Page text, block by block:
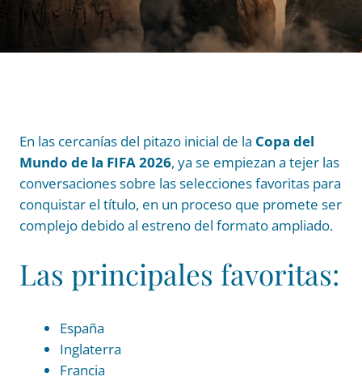
En las cercanías del pitazo inicial de la Copa del
Mundo de la FIFA 2026, ya se empiezan a tejer las
conversaciones sobre las selecciones favoritas para
conquistar el título, en un proceso que promete ser
complejo debido al estreno del formato ampliado.
Las principales favoritas:
España
Inglaterra
Francia